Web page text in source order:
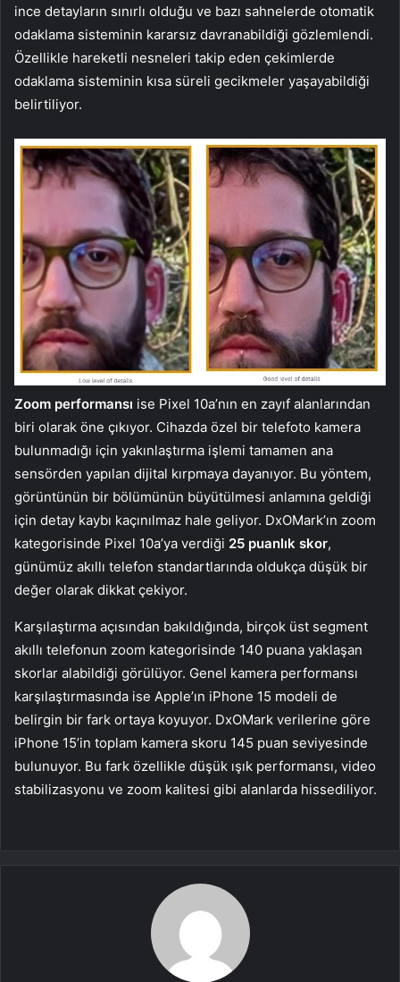
ince detayların sınırlı olduğu ve bazı sahnelerde otomatik
odaklama sisteminin kararsız davranabildiği gözlemlendi.
Özellikle hareketli nesneleri takip eden çekimlerde
odaklama sisteminin kısa süreli gecikmeler yaşayabildiği
belirtiliyor.
Zoom performansı ise Pixel 10a’nın en zayıf alanlarından
biri olarak öne çıkıyor. Cihazda özel bir telefoto kamera
bulunmadığı için yakınlaştırma işlemi tamamen ana
sensörden yapılan dijital kırpmaya dayanıyor. Bu yöntem,
görüntünün bir bölümünün büyütülmesi anlamına geldiği
için detay kaybı kaçınılmaz hale geliyor. DxOMark’ın zoom
kategorisinde Pixel 10a’ya verdiği 25 puanlık skor,
günümüz akıllı telefon standartlarında oldukça düşük bir
değer olarak dikkat çekiyor.
Karşılaştırma açısından bakıldığında, birçok üst segment
akıllı telefonun zoom kategorisinde 140 puana yaklaşan
skorlar alabildiği görülüyor. Genel kamera performansı
karşılaştırmasında ise Apple’ın iPhone 15 modeli de
belirgin bir fark ortaya koyuyor. DxOMark verilerine göre
iPhone 15’in toplam kamera skoru 145 puan seviyesinde
bulunuyor. Bu fark özellikle düşük ışık performansı, video
stabilizasyonu ve zoom kalitesi gibi alanlarda hissediliyor.